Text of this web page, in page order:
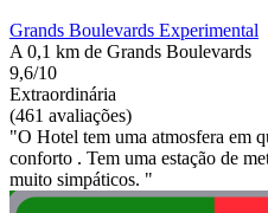
Grands Boulevards Experimental
A 0,1 km de Grands Boulevards
9,6/10
Extraordinária
(461 avaliações)
"O Hotel tem uma atmosfera em
conforto . Tem uma estação de
muito simpáticos. "